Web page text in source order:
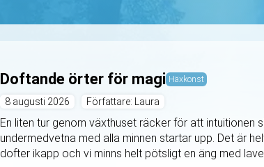
Doftande örter för magi Häxkonst
8 augusti 2026 Författare: Laura
En liten tur genom växthuset räcker för att intuitionen
undermedvetna med alla minnen startar upp. Det är
dofter ikapp och vi minns helt pötsligt en äng med